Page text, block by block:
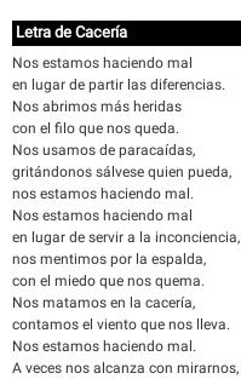
Letra de Cacería
Nos estamos haciendo mal
en lugar de partir las diferencias.
Nos abrimos más heridas
con el filo que nos queda.
Nos usamos de paracaídas,
gritándonos sálvese quien pueda,
nos estamos haciendo mal.
Nos estamos haciendo mal
en lugar de servir a la inconciencia,
nos mentimos por la espalda,
con el miedo que nos quema.
Nos matamos en la cacería,
contamos el viento que nos lleva.
Nos estamos haciendo mal.
A veces nos alcanza con mirarnos,